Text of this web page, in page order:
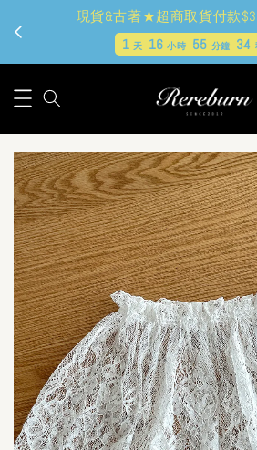
現貨&古著★超商取貨付款
1天 16小時 55 分鐘 33